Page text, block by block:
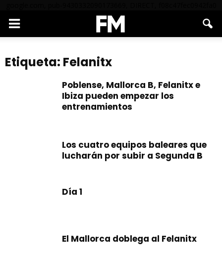
Etiqueta: Felanitx
Poblense, Mallorca B, Felanitx e
Ibiza pueden empezar los
entrenamientos
Los cuatro equipos baleares que
lucharán por subir a Segunda B
Día 1
El Mallorca doblega al Felanitx